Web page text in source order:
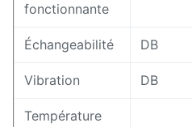
fonctionnante
Échangeabilité DB
Vibration DB
Température